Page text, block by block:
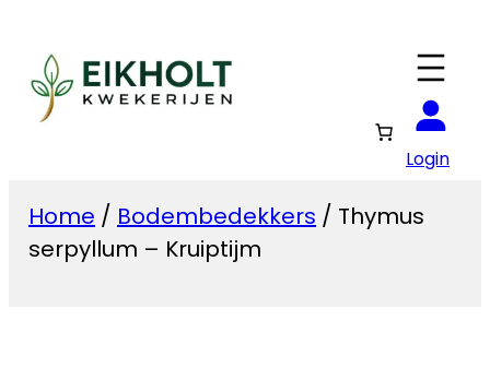
inhoud
Login
Home / Bodembedekkers / Thymus
serpyllum – Kruiptijm